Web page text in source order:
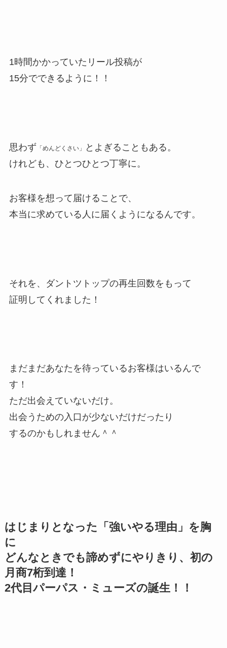
1時間かかっていたリール投稿が
15分でできるように！！
思わず 「めんどくさい」
とよぎることもある。
けれども、ひとつひとつ丁寧に。
お客様を想って届けることで、
本当に求めている人に届くようになるんです。
それを、ダントツトップの再生回数をもって
証明してくれました！
まだまだあなたを待っているお客様はいるんで
す！
ただ出会えていないだけ。
出会うための入口が少ないだけだったり
するのかもしれません＾＾
はじまりとなった「強いやる理由」を胸
に
どんなときでも諦めずにやりきり、初の
月商7桁到達！
2代目パーパス・ミューズの誕生！！